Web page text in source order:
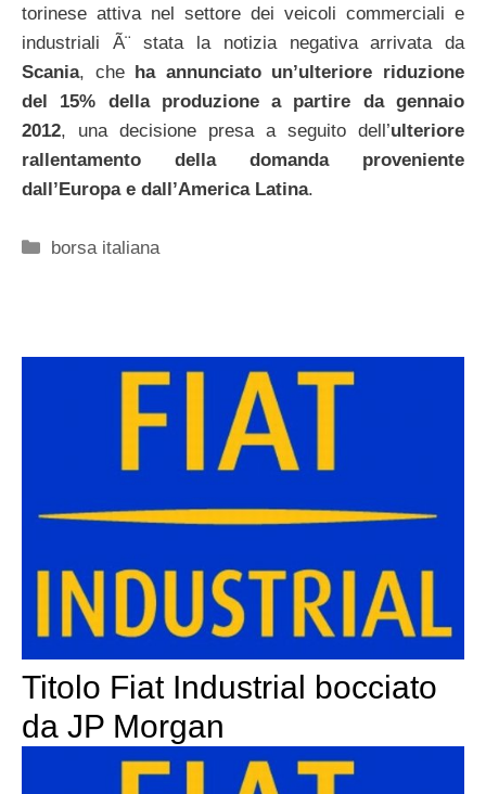
torinese attiva nel settore dei veicoli commerciali e
industriali Ã¨ stata la notizia negativa arrivata da
Scania, che ha annunciato un’ulteriore riduzione
del 15% della produzione a partire da gennaio
2012, una decisione presa a seguito dell’ulteriore
rallentamento della domanda proveniente
dall’Europa e dall’America Latina.
Categorie
borsa italiana
Titolo Fiat Industrial bocciato
da JP Morgan